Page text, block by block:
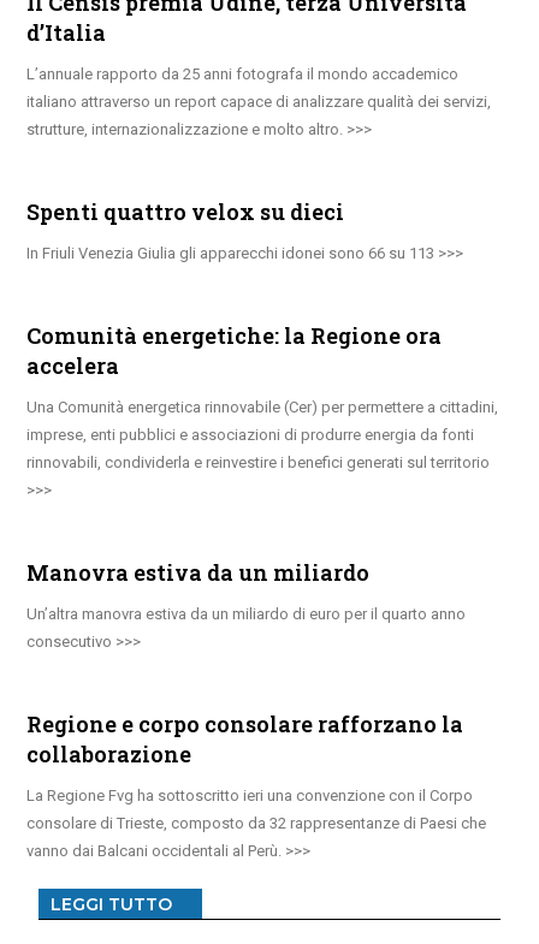
d’Italia
L’annuale rapporto da 25 anni fotografa il mondo accademico
italiano attraverso un report capace di analizzare qualità dei servizi,
strutture, internazionalizzazione e molto altro.
Spenti quattro velox su dieci
In Friuli Venezia Giulia gli apparecchi idonei sono 66 su 113
Comunità energetiche: la Regione ora
accelera
Una Comunità energetica rinnovabile (Cer) per permettere a cittadini,
imprese, enti pubblici e associazioni di produrre energia da fonti
rinnovabili, condividerla e reinvestire i benefici generati sul territorio
Manovra estiva da un miliardo
Un’altra manovra estiva da un miliardo di euro per il quarto anno
consecutivo
Regione e corpo consolare rafforzano la
collaborazione
La Regione Fvg ha sottoscritto ieri una convenzione con il Corpo
consolare di Trieste, composto da 32 rappresentanze di Paesi che
vanno dai Balcani occidentali al Perù.
LEGGI TUTTO